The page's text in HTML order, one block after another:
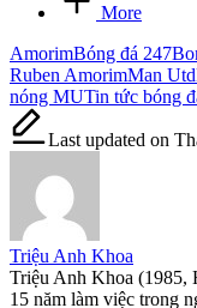
More
Tags:
AmorimBóng đá 247
Ruben AmorimMan Utd
nóng MUTin tức bóng
Last updated on
Triệu Anh Khoa
Triệu Anh Khoa (1985,
15 năm làm việc trong